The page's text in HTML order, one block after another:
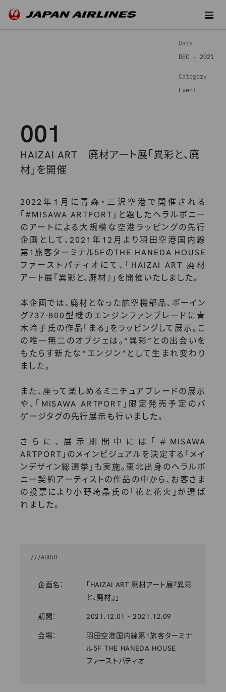
Date
DEC - 2021
Category
Event
HAIZAI ART 廃材アート展「異彩と、廃
材」を開催
2022年1月に青森・三沢空港で開催される
「#MISAWA ARTPORT」と題したヘラルボニー
のアートによる大規模な空港ラッピングの先行
企画として、2021年12月より羽田空港国内線
第1旅客ターミナル5FのTHE HANEDA HOUSE
ファーストパティオにて、「HAIZAI ART 廃材
アート展『異彩と、廃材』」を開催いたしました。
本企画では、廃材となった航空機部品、ボーイン
グ737-800型機のエンジンファンブレードに青
木玲子氏の作品「まる」をラッピングして展示。こ
の唯一無二のオブジェは。“異彩”との出会いを
もたらす新たな“エンジン”として生まれ変わり
ました。
また、座って楽しめるミニチュアブレードの展示
や、「MISAWA ARTPORT」限定発売予定のバ
ゲージタグの先行展示も行いました。
さらに、展示期間中には「＃MISAWA
ARTPORT」のメインビジュアルを決定する「メイ
ンデザイン総選挙」も実施。東北出身のヘラルボ
ニー契約アーティストの作品の中から、お客さま
の投票により小野崎晶氏の「花と花火」が選ば
れました。
///ABOUT
企画名：
「HAIZAI ART 廃材アート展『異彩
と、廃材』」
期間： 2021.12.01 - 2021.12.09
会場：
羽田空港国内線第1旅客ターミナ
ル5F THE HANEDA HOUSE
ファーストパティオ
001